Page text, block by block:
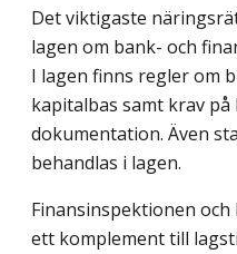
Det viktigaste
lagen om bank- och
I lagen finns regler om
kapitalbas samt krav
dokumentation. Även
behandlas i lagen.
Finansinspektionen
ett komplement till